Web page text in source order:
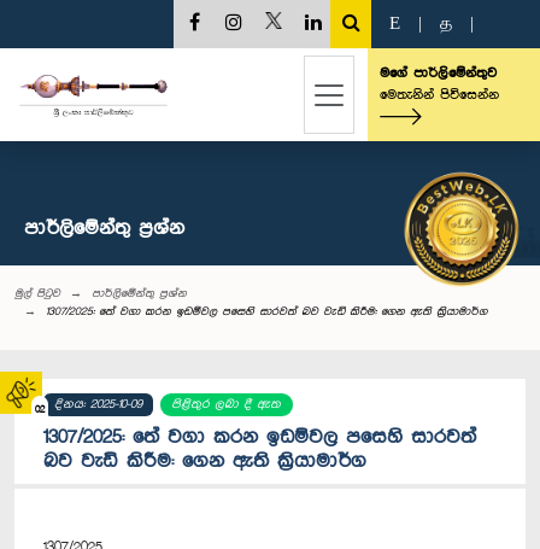
02
E த
මගේ පාර්ලිමේන්තුව
මෙතැනින් පිවිසෙන්න
පාර්ලි‌මේන්තු‌ ප්‍රශ්න
මුල් පිටුව
පාර්ලි‌මේන්තු‌ ප්‍රශ්න
1307/2025: තේ වගා කරන ඉඩම්වල පසෙහි සාරවත් බව වැඩි කිරීම: ගෙන ඇති ක්‍රියාමාර්ග
දිනය: 2025-10-09 පිළිතුර ලබා දී ඇත
1307/2025: තේ වගා කරන ඉඩම්වල පසෙහි සාරවත්
බව වැඩි කිරීම: ගෙන ඇති ක්‍රියාමාර්ග